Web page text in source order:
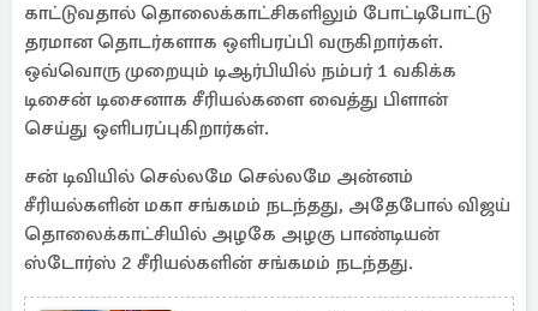
காட்டுவதால் தொலைக்காட்சிகளிலும் போட்டிபோட்டு
தரமான தொடர்களாக ஒளிபரப்பி வருகிறார்கள்.
ஒவ்வொரு முறையும் டிஆர்பியில் நம்பர் 1 வகிக்க
டிசைன் டிசைனாக சீரியல்களை வைத்து பிளான்
செய்து ஒளிபரப்புகிறார்கள்.
சன் டிவியில் செல்லமே செல்லமே அன்னம்
சீரியல்களின் மகா சங்கமம் நடந்தது, அதேபோல் விஜய்
தொலைக்காட்சியில் அழகே அழகு பாண்டியன்
ஸ்டோர்ஸ் 2 சீரியல்களின் சங்கமம் நடந்தது.